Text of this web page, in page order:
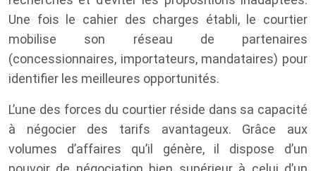
Une fois le cahier des charges établi, le courtier
mobilise son réseau de partenaires
(concessionnaires, importateurs, mandataires) pour
identifier les meilleures opportunités.
L’une des forces du courtier réside dans sa capacité
à négocier des tarifs avantageux. Grâce aux
volumes d’affaires qu’il génère, il dispose d’un